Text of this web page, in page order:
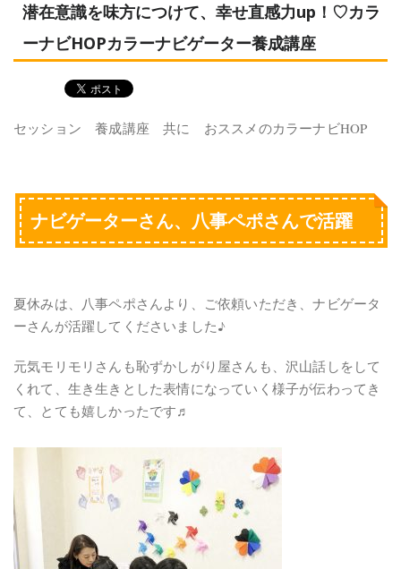
潜在意識を味方につけて、幸せ直感力up！♡カラ
ーナビHOPカラーナビゲーター養成講座
セッション 養成講座 共に おススメのカラーナビHOP
ナビゲーターさん、八事ペポさんで活躍
夏休みは、八事ペポさんより、ご依頼いただき、ナビゲータ
ーさんが活躍してくださいました♪
元気モリモリさんも恥ずかしがり屋さんも、沢山話しをして
くれて、生き生きとした表情になっていく様子が伝わってき
て、とても嬉しかったです♬